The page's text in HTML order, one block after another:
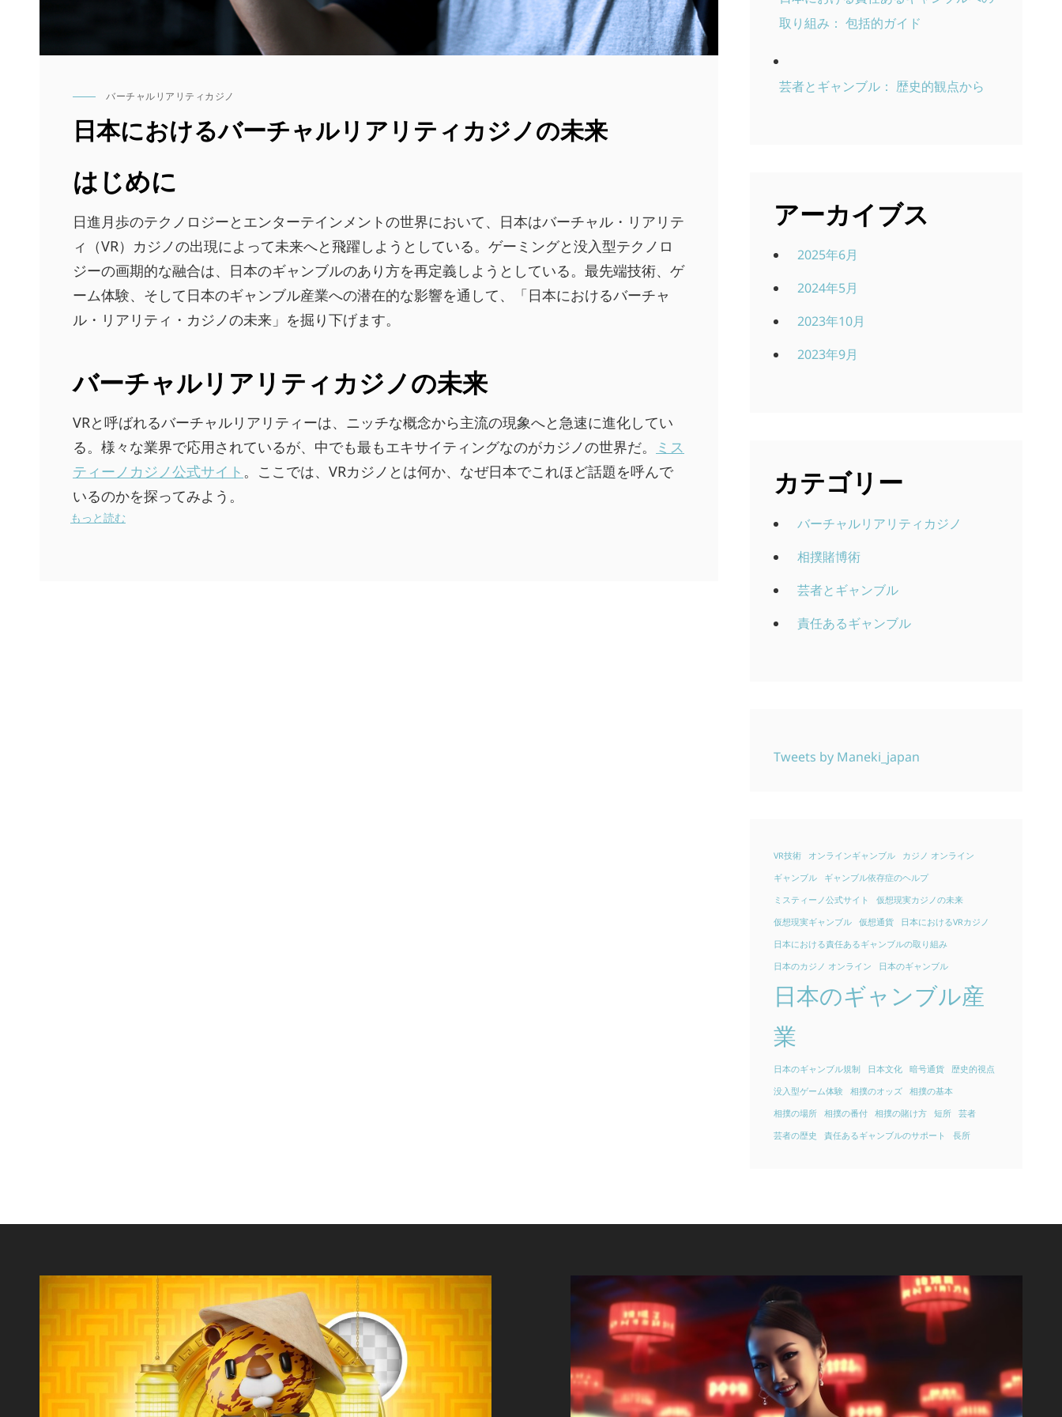
CAT
LINKS
バーチャルリアリティカジノ
日本におけるバーチャルリアリティカジノの未来
はじめに
日進月歩のテクノロジーとエンターテインメントの世界において、日本はバーチャル・リアリテ
ィ（VR）カジノの出現によって未来へと飛躍しようとしている。ゲーミングと没入型テクノロ
ジーの画期的な融合は、日本のギャンブルのあり方を再定義しようとしている。最先端技術、ゲ
ーム体験、そして日本のギャンブル産業への潜在的な影響を通して、「日本におけるバーチャ
ル・リアリティ・カジノの未来」を掘り下げます。
バーチャルリアリティカジノの未来
VRと呼ばれるバーチャルリアリティーは、ニッチな概念から主流の現象へと急速に進化してい
る。様々な業界で応用されているが、中でも最もエキサイティングなのがカジノの世界だ。
ミス
ティーノカジノ公式サイト 。ここでは、VRカジノとは何か、なぜ日本でこれほど話題を呼んで
いるのかを探ってみよう。
もっと読む
取り組み： 包括的ガイド
芸者とギャンブル： 歴史的観点から
アーカイブス
2025年6月
2024年5月
2023年10月
2023年9月
カテゴリー
バーチャルリアリティカジノ
相撲賭博術
芸者とギャンブル
責任あるギャンブル
Tweets by Maneki_japan
VR技術 オンラインギャンブル
カジノ オンライン
ギャンブル
ギャンブル依存症のヘルプ
ミスティーノ公式サイト
仮想現実カジノの未来
仮想現実ギャンブル
仮想通貨
日本におけるVRカジノ
日本における責任あるギャンブルの取り組み
日本のカジノ オンライン
日本のギャンブル
日本のギャンブル産
業
日本のギャンブル規制 日本文化 暗号通貨
歴史的視点
没入型ゲーム体験
相撲のオッズ
相撲の基本
相撲の場所
相撲の番付 相撲の賭け方 短所
芸者
芸者の歴史
責任あるギャンブルのサポート 長所